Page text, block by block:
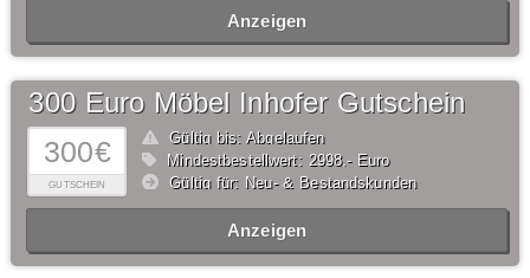
Anzeigen
300€
GUTSCHEIN
300 Euro Möbel Inhofer Gutschein
Gültig bis: Abgelaufen
Mindestbestellwert: 2998,- Euro
Gültig für: Neu- & Bestandskunden
Anzeigen